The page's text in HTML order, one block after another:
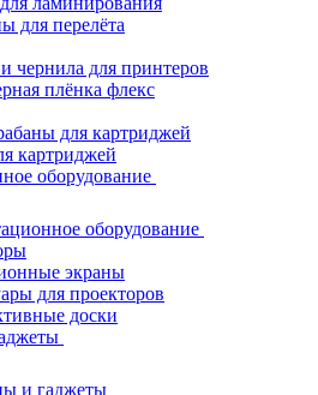
для перелёта
чернила для принтеров
плёнка флекс
для картриджей
картриджей
оборудование
оборудование
экраны
для проекторов
доски
и гаджеты